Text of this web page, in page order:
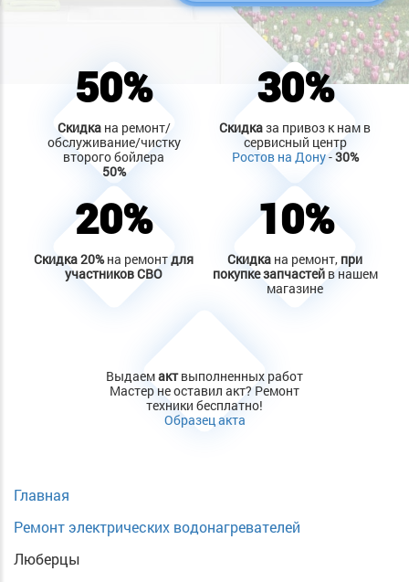
50%
Скидкана ремонт/
обслуживание/чистку
второго бойлера
50%
30%
Скидказа привоз к нам в
сервисный центр
Ростов на Дону-30%
20%
Скидка20%на ремонтдля
участников СВО
10%
Скидка на ремонт, при
покупке запчастейв нашем
магазине
Выдаемактвыполненных работ
Мастер не оставил акт? Ремонт
техники бесплатно!
Образец акта
Главная
Ремонт электрических водонагревателей
Люберцы